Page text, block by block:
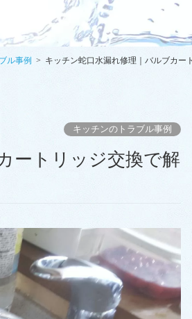
ル事例 キッチン蛇口水漏れ修理｜バルブカー
キッチンのトラブル事例